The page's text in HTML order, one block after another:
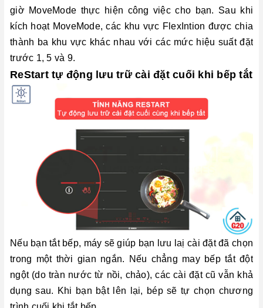
giờ MoveMode thực hiện công việc cho bạn. Sau khi
kích hoạt MoveMode, các khu vực FlexIntion được chia
thành ba khu vực khác nhau với các mức hiệu suất đặt
trước 1, 5 và 9.
ReStart tự động lưu trữ cài đặt cuối khi bếp tắt
Nếu bạn tắt bếp, máy sẽ giúp bạn lưu laị cài đặt đã chọn
trong một thời gian ngắn. Nếu chẳng may bếp tắt đột
ngột (do tràn nước từ nồi, chảo), các cài đặt cũ vẫn khả
dụng sau. Khi bạn bật lên lại, bép sẽ tự chọn chương